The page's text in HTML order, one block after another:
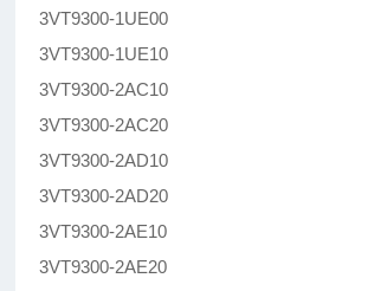
3VT9300-1UE00
3VT9300-1UE10
3VT9300-2AC10
3VT9300-2AC20
3VT9300-2AD10
3VT9300-2AD20
3VT9300-2AE10
3VT9300-2AE20